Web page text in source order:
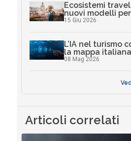
Ecosistemi
nuovi modelli
15 Giu 2026
L’IA nel turismo
la mappa
08 Mag 2026
Articoli correlati